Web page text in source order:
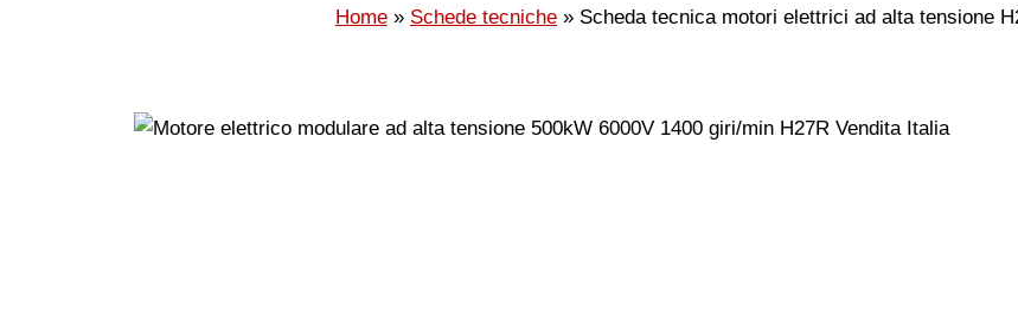
Home Schede tecniche Scheda tecnica motori elettrici ad alta tensione